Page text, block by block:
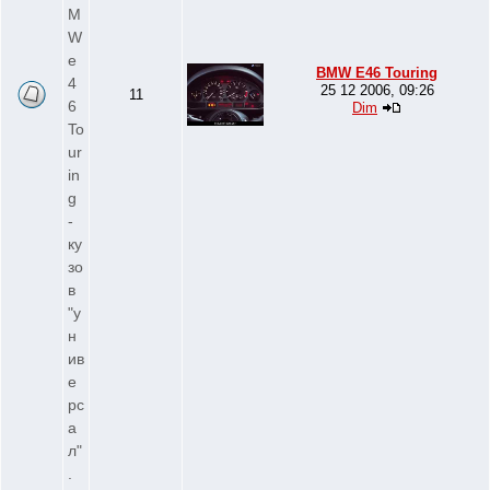
M
W
e
4
6
To
ur
in
g
-
ку
зо
в
"у
н
ив
е
рс
а
л"
.
11
BMW E46 Touring
25 12 2006, 09:26
Dim